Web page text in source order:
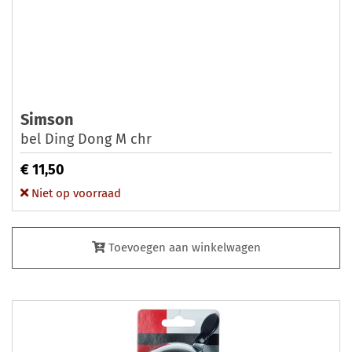
Simson
bel Ding Dong M chr
€ 11,50
Niet op voorraad
Toevoegen aan winkelwagen